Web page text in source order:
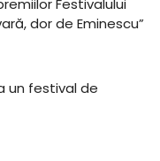
dor de Eminescu”
un festival de